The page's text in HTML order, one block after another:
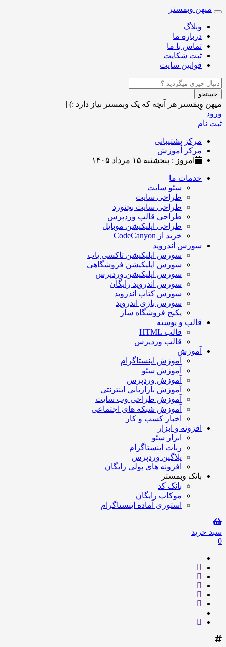
Toggle
navigation
میهن وبمستر
وبلاگ
درباره ما
تماس با ما
ثبت شکایت
قوانین سایت
جستجو
میهن وِبمَستر هر آنچه که یک وبمستر نیاز دارد :) |
ورود
ثبت نام
مرکز پشتیبانی
مرکز آموزش
امروز : پنجشنبه ۱۵ مرداد ۱۴۰۵
خدمات ما
سئو سایت
طراحی سایت
طراحی سایت بجنورد
طراحی قالب وردپرس
طراحی اپلیکیشن موبایل
خرید از CodeCanyon
سورس اندروید
سورس اپلیکیشن تاکسی یاب
سورس اپلیکیشن فروشگاهی
سورس اپلیکیشن وردپرس
سورس اندروید رایگان
سورس کتاب اندروید
سورس بازی اندروید
پکیج فروشگاه ساز
قالب و پوسته
قالب HTML
قالب وردپرس
آموزش
آموزش اینستاگرام
آموزش سئو
آموزش وردپرس
آموزش بازاریابی اینترنتی
آموزش طراحی وب سایت
آموزش شبکه های اجتماعی
اخبار کسب و کار
افزونه و ابزار
ابزار سئو
ربات اینستاگرام
پلاگین وردپرس
افزونه های پولی رایگان
بانک وبمستر
بانک کد
موکاپ رایگان
استوری آماده اینستاگرام
سبد خرید
0